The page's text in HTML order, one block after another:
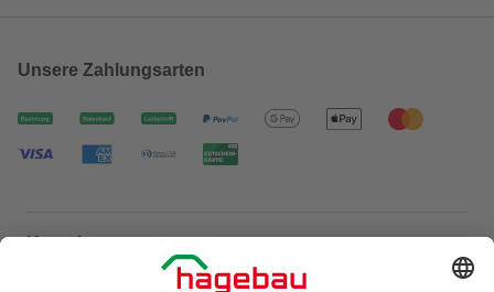
Unsere Zahlungsarten
Kontakt